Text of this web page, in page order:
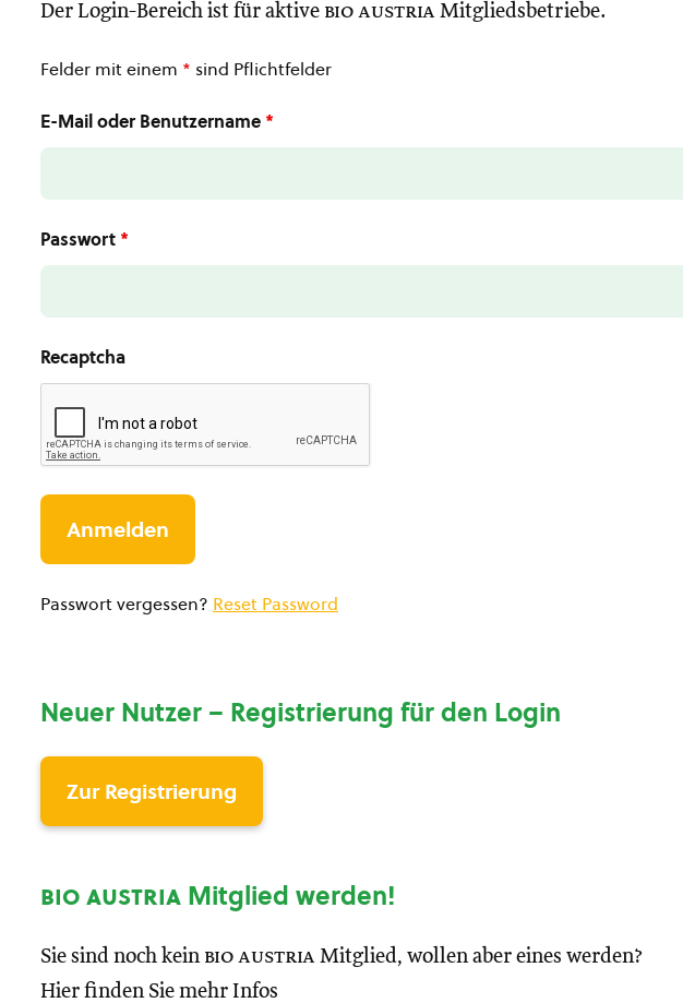
Der Login-Bereich ist für aktive bio austria Mitgliedsbetriebe.
Felder mit einem * sind Pflichtfelder
E-Mail oder Benutzername *
Passwort *
Recaptcha
Passwort vergessen? Reset Password
Neuer Nutzer – Registrierung für den Login
Zur Registrierung
bio austria Mitglied werden!
Sie sind noch kein bio austria Mitglied, wollen aber eines werden?
Hier finden Sie mehr Infos